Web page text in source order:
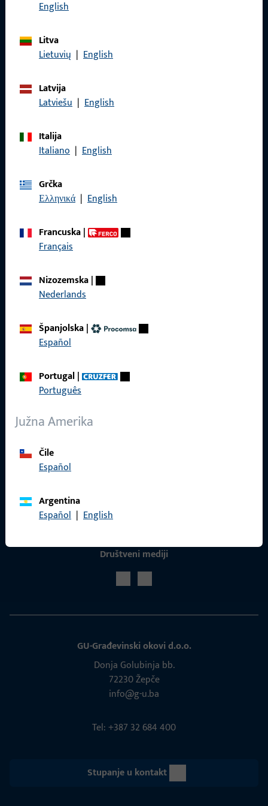
English
Litva
Lietuvių | English
Latvija
Latviešu | English
Italija
Italiano | English
Grčka
Ελληνικά | English
Francuska|
Français
Nizozemska|
Nederlands
Španjolska|
Español
Portugal|
Português
Južna Amerika
Čile
Español
Argentina
Español | English
Impressum
Opći uvjeti poslovanja
Društveni mediji
GU-Građevinski okovi d.o.o.
Donja Golubinja bb.
72230 Žepče
info@g-u.ba
Tel: +387 32 684 400
Stupanje u kontakt